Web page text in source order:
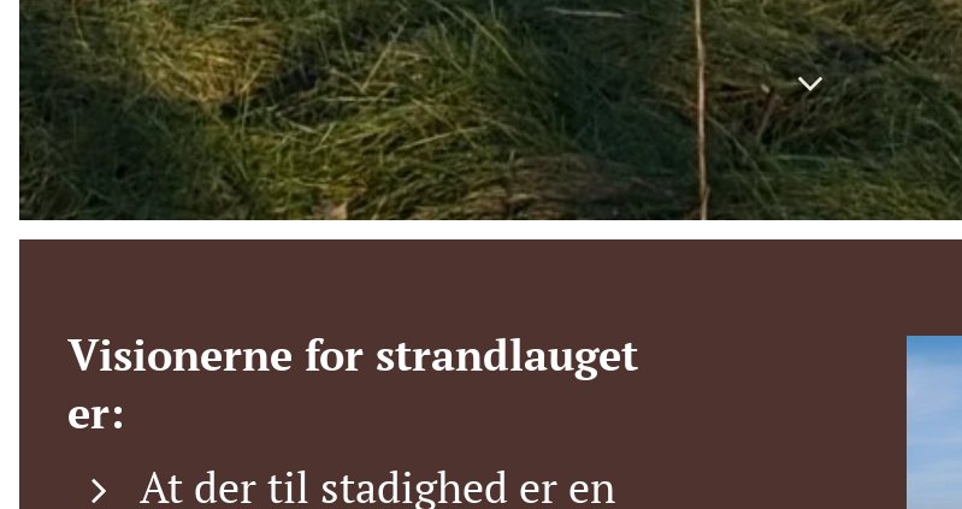
Visionerne for strandlauget
er:
At der til stadighed er en